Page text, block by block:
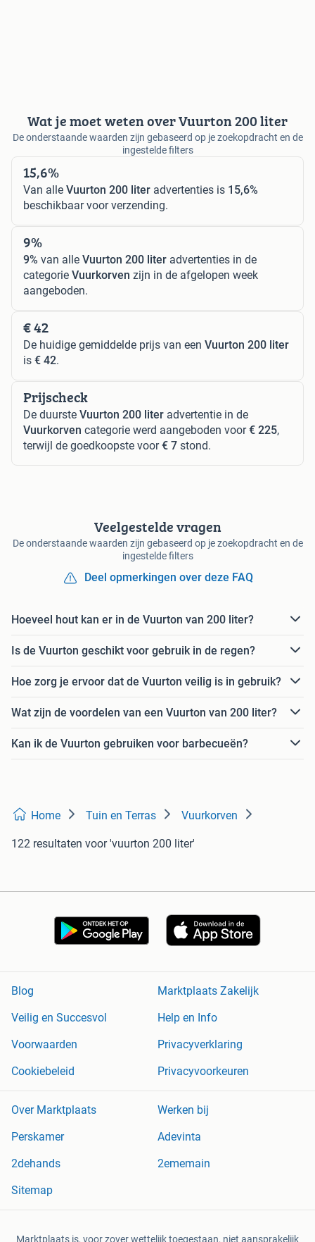
Wat je moet weten over Vuurton 200 liter
De onderstaande waarden zijn gebaseerd op je zoekopdracht en de
ingestelde filters
15,6%
Van alle Vuurton 200 liter advertenties is 15,6%
beschikbaar voor verzending.
9%
9% van alle Vuurton 200 liter advertenties in de
categorie Vuurkorven zijn in de afgelopen week
aangeboden.
€ 42
De huidige gemiddelde prijs van een Vuurton 200 liter
is € 42.
Prijscheck
De duurste Vuurton 200 liter advertentie in de
Vuurkorven categorie werd aangeboden voor€ 225,
terwijl de goedkoopste voor€ 7 stond.
Veelgestelde vragen
De onderstaande waarden zijn gebaseerd op je zoekopdracht en de
ingestelde filters
Deel opmerkingen over deze FAQ
Hoeveel hout kan er in de Vuurton van 200 liter?
Is de Vuurton geschikt voor gebruik in de regen?
Hoe zorg je ervoor dat de Vuurton veilig is in gebruik?
Wat zijn de voordelen van een Vuurton van 200 liter?
Kan ik de Vuurton gebruiken voor barbecueën?
Home Tuin en Terras Vuurkorven
122 resultaten voor 'vuurton 200 liter'
Blog
Marktplaats Zakelijk
Veilig en Succesvol
Help en Info
Voorwaarden
Privacyverklaring
Cookiebeleid
Privacyvoorkeuren
Over Marktplaats
Werken bij
Perskamer
Adevinta
2dehands
2ememain
Sitemap
Marktplaats is, voor zover wettelijk toegestaan, niet aansprakelijk